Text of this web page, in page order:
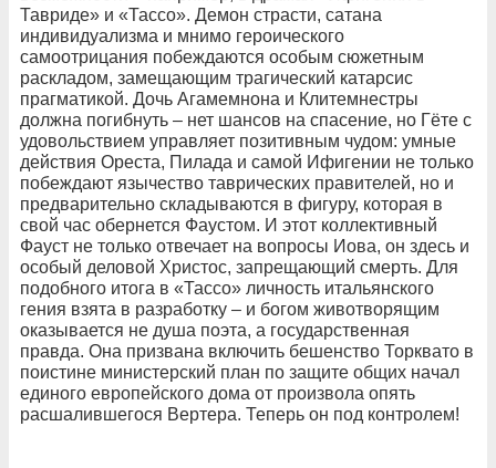
Тавриде» и «Тассо». Демон страсти, сатана
индивидуализма и мнимо героического
самоотрицания побеждаются особым сюжетным
раскладом, замещающим трагический катарсис
прагматикой. Дочь Агамемнона и Клитемнестры
должна погибнуть – нет шансов на спасение, но Гёте с
удовольствием управляет позитивным чудом: умные
действия Ореста, Пилада и самой Ифигении не только
побеждают язычество таврических правителей, но и
предварительно складываются в фигуру, которая в
свой час обернется Фаустом. И этот коллективный
Фауст не только отвечает на вопросы Иова, он здесь и
особый деловой Христос, запрещающий смерть. Для
подобного итога в «Тассо» личность итальянского
гения взята в разработку – и богом животворящим
оказывается не душа поэта, а государственная
правда. Она призвана включить бешенство Торквато в
поистине министерский план по защите общих начал
единого европейского дома от произвола опять
расшалившегося Вертера. Теперь он под контролем!